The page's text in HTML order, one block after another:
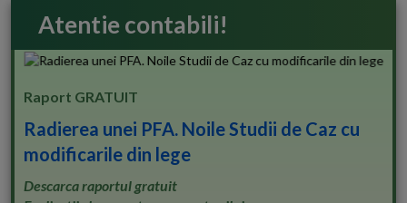
Atentie contabili!
Raport GRATUIT
Radierea unei PFA. Noile Studii de Caz cu
modificarile din lege
Descarca raportul gratuit